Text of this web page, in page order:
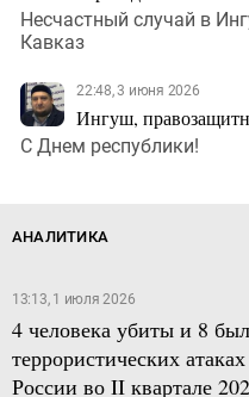
Несчастный случай в
Кавказ
22:48, 3 июня 2026
Ингуш,
С Днем республики!
АНАЛИТИКА
13:13, 1 июля 2026
4 человека убиты и 8
террористических
России во II квартале